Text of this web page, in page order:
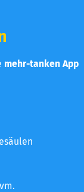
mehr-tanken App